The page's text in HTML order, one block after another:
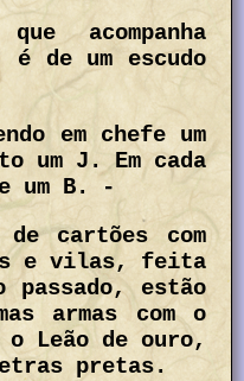
acompanha
de um escudo
em chefe um
um J. Em cada
um B. -
de cartões com
e vilas, feita
passado, estão
armas com o
o Leão de ouro,
pretas.